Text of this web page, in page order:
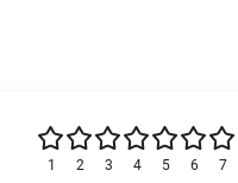
7
6
5
4
3
2
1